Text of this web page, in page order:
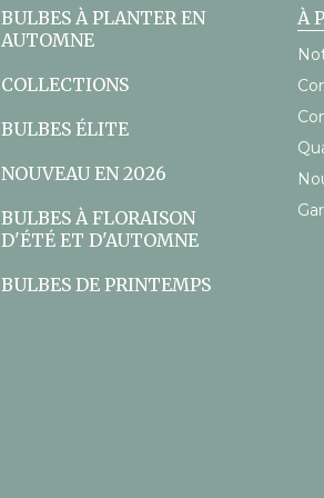
BULBES À PLANTER EN
AUTOMNE
COLLECTIONS
BULBES ÉLITE
NOUVEAU EN 2026
BULBES À FLORAISON
D'ÉTÉ ET D'AUTOMNE
BULBES DE PRINTEMPS
À